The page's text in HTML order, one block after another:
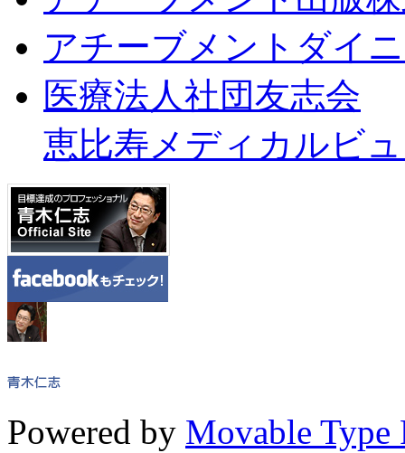
アチーブメントダイ
医療法人社団友志会
恵比寿メディカルビ
Powered by Movable Type